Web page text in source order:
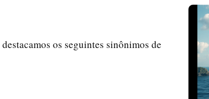
destacamos os seguintes sinônimos de